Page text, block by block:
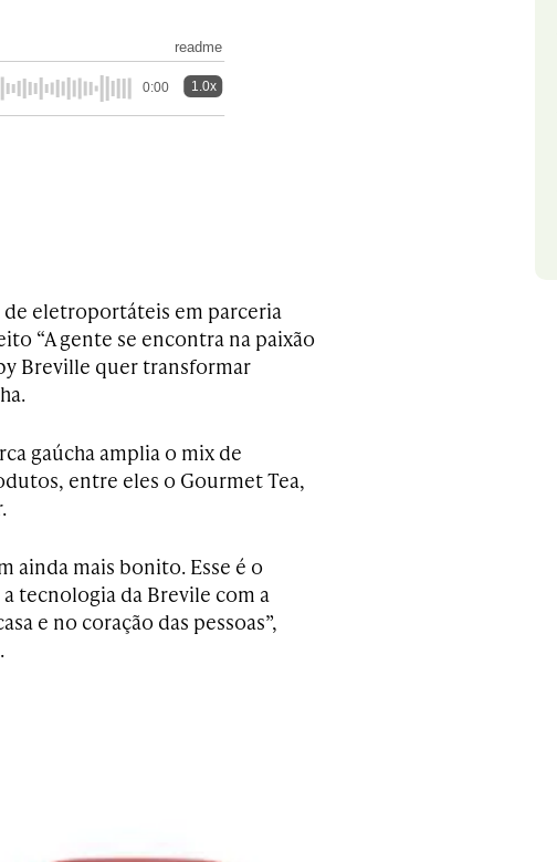
readme
0:00 1.0x
eletroportáteis em parceria
“A gente se encontra na paixão
Breville quer transformar
gaúcha amplia o mix de
entre eles o Gourmet Tea,
ainda mais bonito. Esse é o
tecnologia da Brevile com a
e no coração das pessoas”,